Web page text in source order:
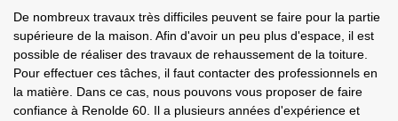
De nombreux travaux très difficiles peuvent se faire pour la partie
supérieure de la maison. Afin d'avoir un peu plus d'espace, il est
possible de réaliser des travaux de rehaussement de la toiture.
Pour effectuer ces tâches, il faut contacter des professionnels en
la matière. Dans ce cas, nous pouvons vous proposer de faire
confiance à Renolde 60. Il a plusieurs années d'expérience et